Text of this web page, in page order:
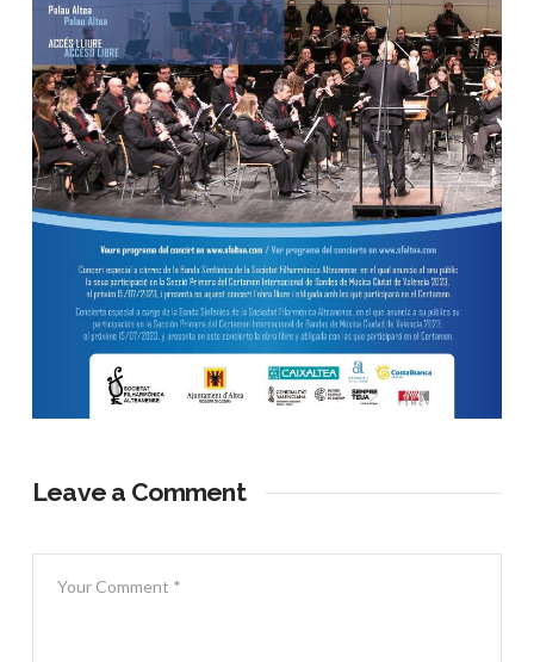
Leave a Comment